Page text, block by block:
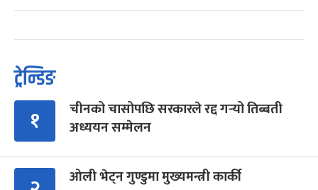
ट्रेन्डिङ
१
चीनको चासोपछि सरकारले रद्द गर्‍यो तिब्बती
अध्ययन सम्मेलन
ओली भेट्न गुण्डुमा मुख्यमन्त्री कार्की